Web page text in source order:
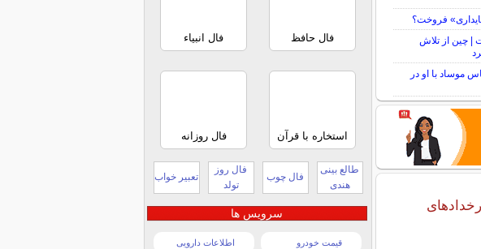
فروخت؟
| چین از تلاش
موساد با او در
فال حافظ فال انبیاء
استخاره با قرآن فال روزانه
طالع بینی
هندی
فال چوب
فال روز
تولد
تعبیر خواب
سرویس ها
قیمت خودرو اطلاعات دارویی